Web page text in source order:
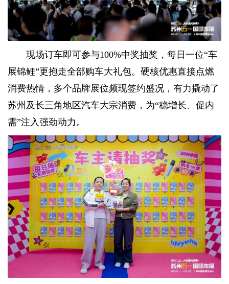
现场订车即可参与100%中奖抽奖，每日一位“车
展锦鲤”更抱走全部购车大礼包。硬核优惠直接点燃
消费热情，多个品牌展位频现签约盛况，有力撬动了
苏州及长三角地区汽车大宗消费，为“稳增长、促内
需”注入强劲动力。